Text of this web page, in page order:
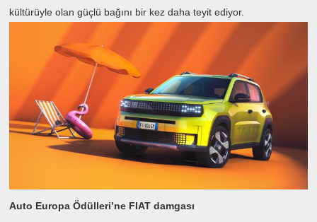
kültürüyle olan güçlü bağını bir kez daha teyit ediyor.
Auto Europa Ödülleri’ne FIAT damgası